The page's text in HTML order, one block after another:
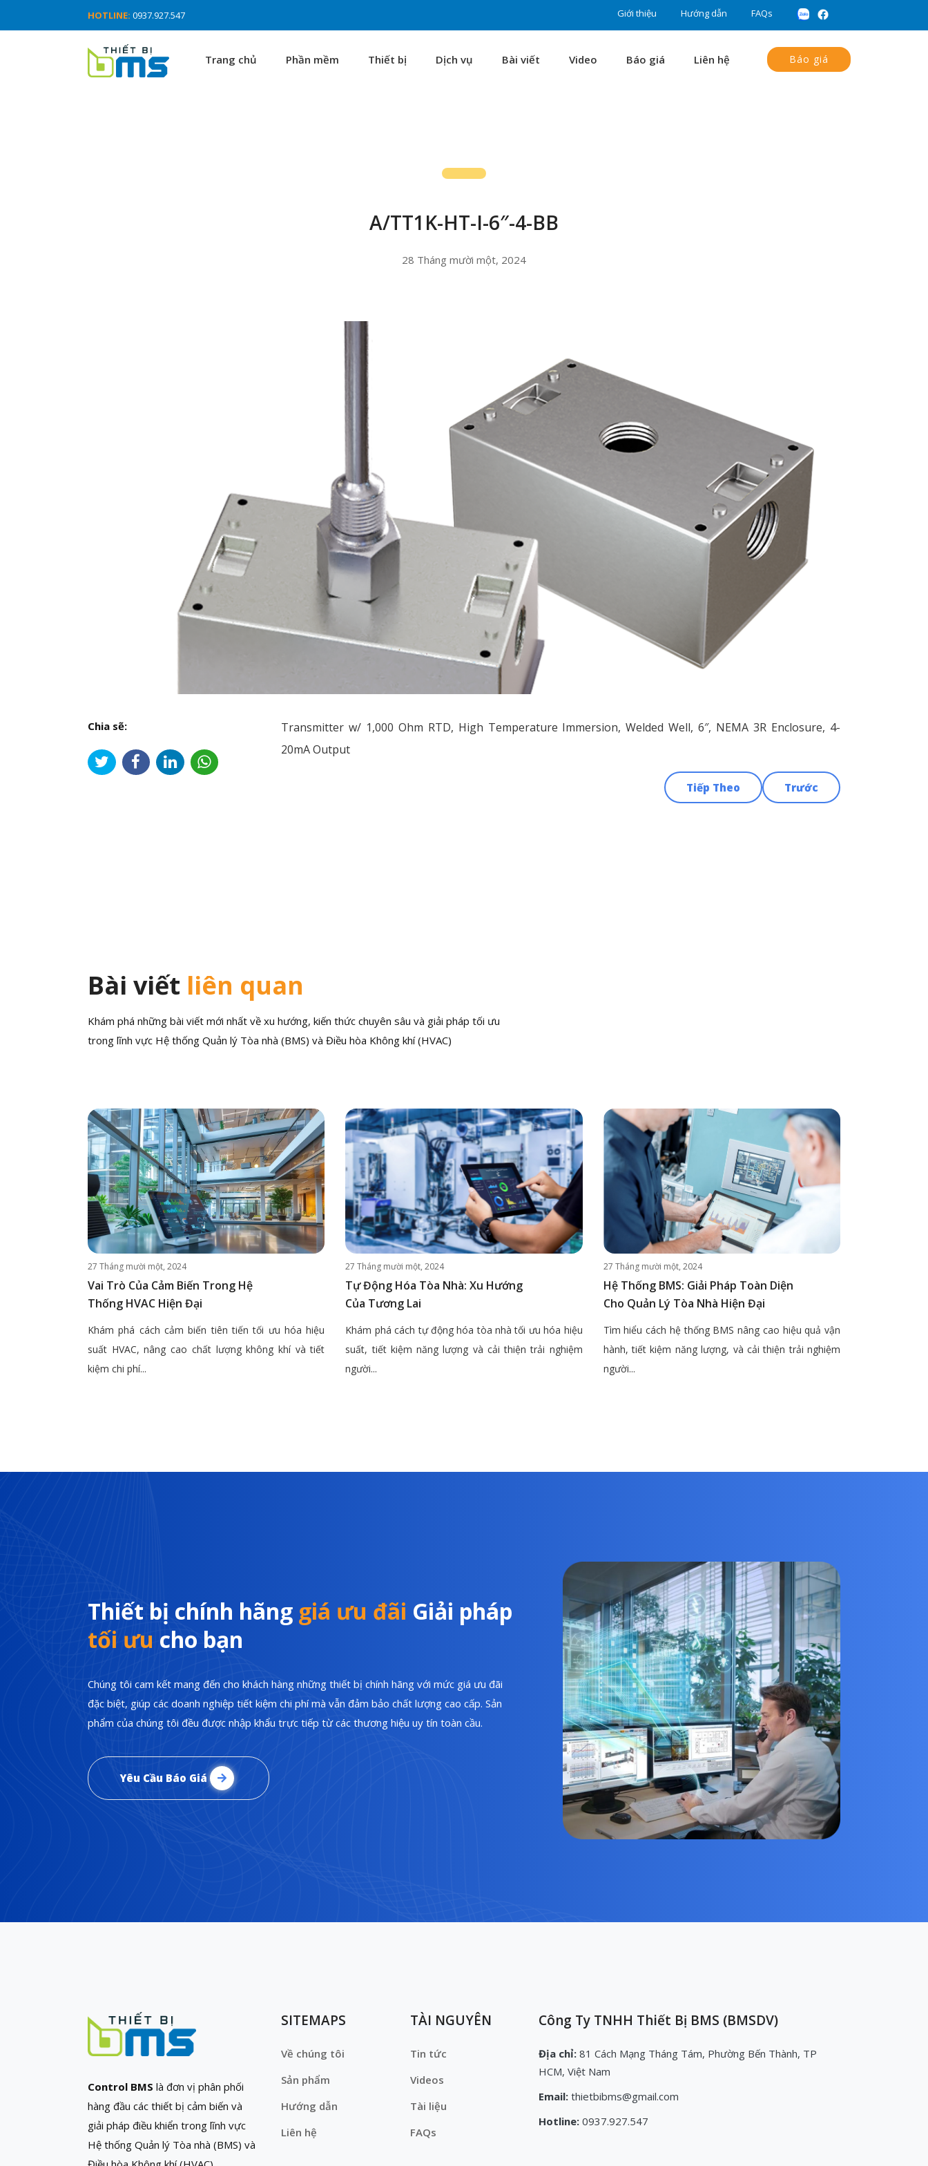
HOTLINE: 0937.927.547 Giới thiệu Hướng dẫn FAQs
Trang chủ Phần mềm Thiết bị Dịch vụ Bài viết Video Báo giá Liên hệ Báo giá
A/TT1K-HT-I-6″-4-BB
28 Tháng mười một, 2024
Chia sẽ:
Transmitter w/ 1,000 Ohm RTD, High Temperature Immersion, Welded Well, 6″, NEMA 3R Enclosure, 4-
20mA Output
Trước
Tiếp Theo
Bài viết liên quan
Khám phá những bài viết mới nhất về xu hướng, kiến thức chuyên sâu và giải pháp tối ưu
trong lĩnh vực Hệ thống Quản lý Tòa nhà (BMS) và Điều hòa Không khí (HVAC)
27 Tháng mười một, 2024
Vai Trò Của Cảm Biến Trong Hệ
Thống HVAC Hiện Đại
Khám phá cách cảm biến tiên tiến tối ưu hóa hiệu
suất HVAC, nâng cao chất lượng không khí và tiết
kiệm chi phí...
27 Tháng mười một, 2024
Tự Động Hóa Tòa Nhà: Xu Hướng
Của Tương Lai
Khám phá cách tự động hóa tòa nhà tối ưu hóa hiệu
suất, tiết kiệm năng lượng và cải thiện trải nghiệm
người...
27 Tháng mười một, 2024
Hệ Thống BMS: Giải Pháp Toàn Diện
Cho Quản Lý Tòa Nhà Hiện Đại
Tìm hiểu cách hệ thống BMS nâng cao hiệu quả vận
hành, tiết kiệm năng lượng, và cải thiện trải nghiệm
người...
Thiết bị chính hãng giá ưu đãi Giải pháp
tối ưu cho bạn
Chúng tôi cam kết mang đến cho khách hàng những thiết bị chính hãng với mức giá ưu đãi
đặc biệt, giúp các doanh nghiệp tiết kiệm chi phí mà vẫn đảm bảo chất lượng cao cấp. Sản
phẩm của chúng tôi đều được nhập khẩu trực tiếp từ các thương hiệu uy tín toàn cầu.
Yêu Cầu Báo Giá
Control BMS là đơn vị phân phối
hàng đầu các thiết bị cảm biến và
giải pháp điều khiển trong lĩnh vực
Hệ thống Quản lý Tòa nhà (BMS) và
SITEMAPS
Về chúng tôi
Sản phẩm
Hướng dẫn
Liên hệ
TÀI NGUYÊN
Tin tức
Videos
Tài liệu
FAQs
Công Ty TNHH Thiết Bị BMS (BMSDV)
Địa chỉ: 81 Cách Mạng Tháng Tám, Phường Bến Thành, TP
HCM, Việt Nam
Email: thietbibms@gmail.com
Hotline: 0937.927.547